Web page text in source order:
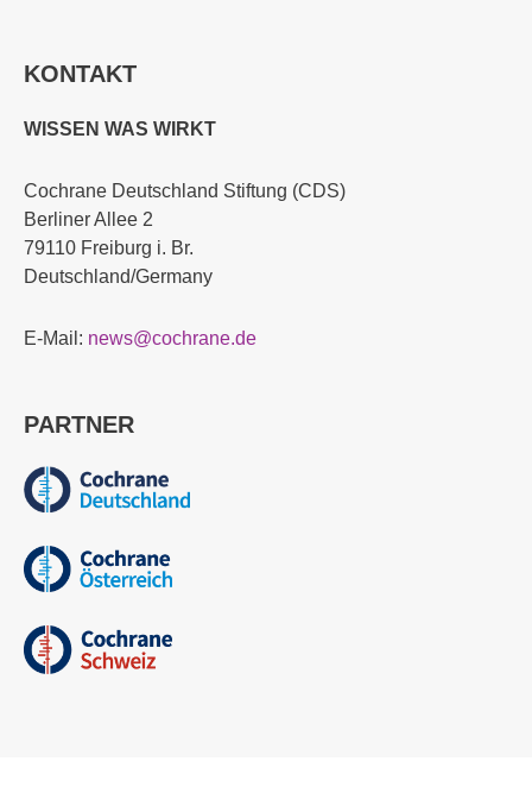
KONTAKT
WISSEN WAS WIRKT
Cochrane Deutschland Stiftung (CDS)
Berliner Allee 2
79110 Freiburg i. Br.
Deutschland/Germany
E-Mail: news@cochrane.de
PARTNER